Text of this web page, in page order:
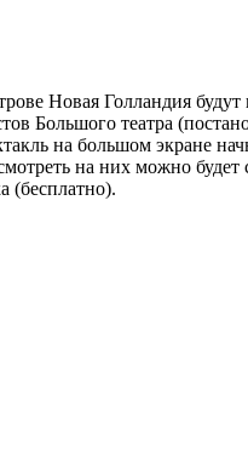
Новая Голландия будут
Большого театра
на большом экране
на них можно
(бесплатно).